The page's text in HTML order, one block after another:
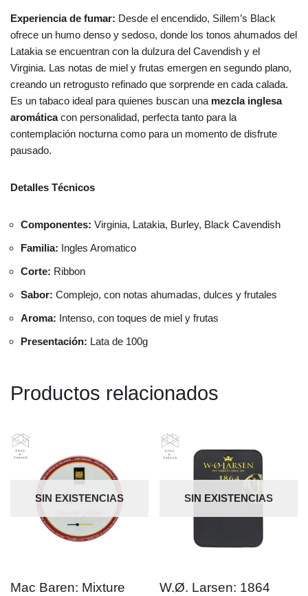
Experiencia de fumar: Desde el encendido, Sillem’s Black
ofrece un humo denso y sedoso, donde los tonos ahumados del
Latakia se encuentran con la dulzura del Cavendish y el
Virginia. Las notas de miel y frutas emergen en segundo plano,
creando un retrogusto refinado que sorprende en cada calada.
Es un tabaco ideal para quienes buscan una mezcla inglesa
aromáticacon personalidad, perfecta tanto para la
contemplación nocturna como para un momento de disfrute
pausado.
Detalles Técnicos
Componentes: Virginia, Latakia, Burley, Black Cavendish
Familia: Ingles Aromatico
Corte: Ribbon
Sabor: Complejo, con notas ahumadas, dulces y frutales
Aroma: Intenso, con toques de miel y frutas
Presentación: Lata de 100g
Productos relacionados
SIN EXISTENCIAS
Mac Baren: Mixture
SIN EXISTENCIAS
W.Ø. Larsen: 1864